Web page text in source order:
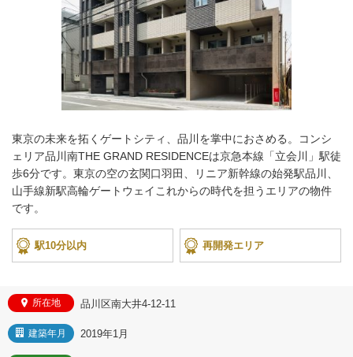
東京の未来を拓くゲートシティ、品川を掌中におさめる。コンシ
ェリア品川南THE GRAND RESIDENCEは京急本線「立会川」駅徒
歩6分です。東京の空の玄関口羽田、リニア新幹線の始発駅品川、
山手線新駅高輪ゲートウェイこれからの時代を担うエリアの物件
です。
駅10分以内 再開発エリア
所在地 品川区南大井4-12-11
建築年月 2019年1月